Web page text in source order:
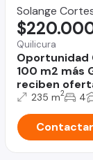
Solange
Quilicura
Oportunidad
100 m2 más
reciben
235 m2 4